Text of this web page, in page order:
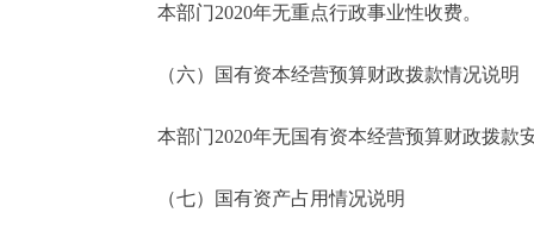
本部门2020年无重点行政事业性收费。
（六）国有资本经营预算财政拨款情况说明
本部门2020年无国有资本经营预算财政拨款
（七）国有资产占用情况说明